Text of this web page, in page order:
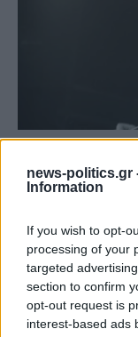
news-politics.gr
Information
If you wish to opt-
processing of your
targeted
section to confirm
opt-out request is
interest-based ads
στη Ρόδο όπου
(video)